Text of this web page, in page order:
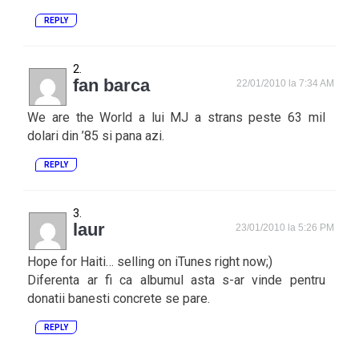
REPLY
fan barca 22/01/2010 la 7:34 AM
We are the World a lui MJ a strans peste 63 mil
dolari din ’85 si pana azi.
REPLY
laur 23/01/2010 la 5:26 PM
Hope for Haiti… selling on iTunes right now;)
Diferenta ar fi ca albumul asta s-ar vinde pentru
donatii banesti concrete se pare.
REPLY